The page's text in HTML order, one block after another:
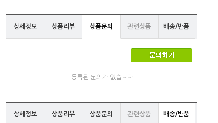
상세정보 상품리뷰 상품문의 관련상품 배송/반품
등록된 문의가 없습니다.
상세정보 상품리뷰 상품문의 관련상품 배송/반품